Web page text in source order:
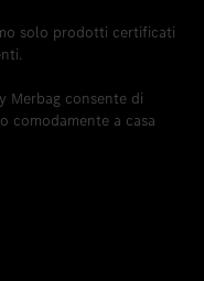
solo prodotti certificati
Merbag consente di
comodamente a casa